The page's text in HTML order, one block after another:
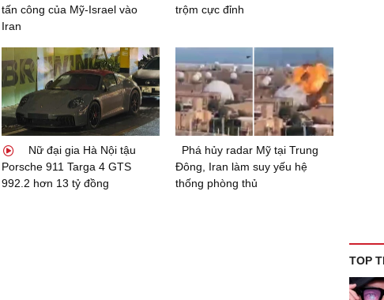
tấn công của Mỹ-Israel vào
Iran
trộm cực đỉnh
Nữ đại gia Hà Nội tậu
Porsche 911 Targa 4 GTS
992.2 hơn 13 tỷ đồng
Phá hủy radar Mỹ tại Trung
Đông, Iran làm suy yếu hệ
thống phòng thủ
TOP